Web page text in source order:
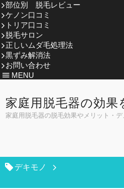
部位別 脱毛レビュー
ケノン口コミ
トリア口コミ
脱毛サロン
正しいムダ毛処理法
黒ずみ解消法
お問い合わせ
MENU
家庭用脱毛器の効果
家庭用脱毛器の脱毛効果やメリット・
デキモノ